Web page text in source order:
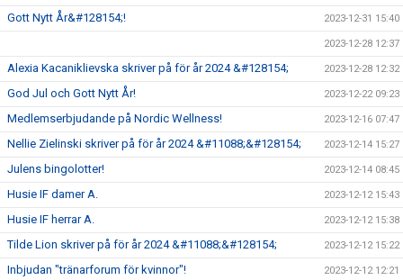
Gott Nytt År&#128154;! 2023-12-31 15:40
2023-12-28 12:37
Alexia Kacaniklievska skriver på för år 2024 &#128154; 2023-12-28 12:32
God Jul och Gott Nytt År! 2023-12-22 09:23
Medlemserbjudande på Nordic Wellness! 2023-12-16 07:47
Nellie Zielinski skriver på för år 2024 &#11088;&#128154; 2023-12-14 15:27
Julens bingolotter! 2023-12-14 08:45
Husie IF damer A. 2023-12-12 15:43
Husie IF herrar A. 2023-12-12 15:38
Tilde Lion skriver på för år 2024 &#11088;&#128154; 2023-12-12 15:22
Inbjudan "tränarforum för kvinnor"! 2023-12-12 12:21